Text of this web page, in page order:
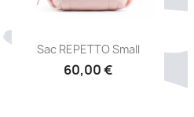
Aperçu rapide
Sac REPETTO Small
60,00 €